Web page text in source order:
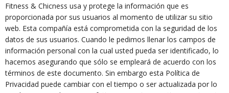
Fitness & Chicness usa y protege la información que es
proporcionada por sus usuarios al momento de utilizar su sitio
web. Esta compañía está comprometida con la seguridad de los
datos de sus usuarios. Cuando le pedimos llenar los campos de
información personal con la cual usted pueda ser identificado, lo
hacemos asegurando que sólo se empleará de acuerdo con los
términos de este documento. Sin embargo esta Política de
Privacidad puede cambiar con el tiempo o ser actualizada por lo